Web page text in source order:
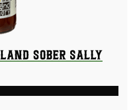
Sober Sally